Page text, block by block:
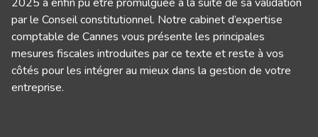
par le Conseil constitutionnel. Notre cabinet d’expertise
comptable de Cannes vous présente les principales
mesures fiscales introduites par ce texte et reste à vos
côtés pour les intégrer au mieux dans la gestion de votre
entreprise.